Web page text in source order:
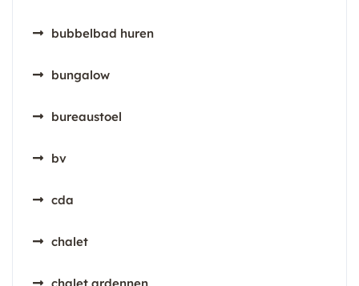
bubbelbad huren
bungalow
bureaustoel
bv
cda
chalet